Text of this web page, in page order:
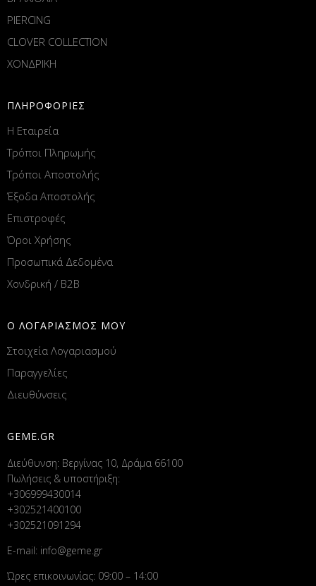
PIERCING
CLOVER COLLECTION
ΧΟΝΔΡΙΚΗ
ΠΛΗΡΟΦΟΡΙΕΣ
Η Εταιρεία
Τρόποι Πληρωμής
Τρόποι Αποστολής
Έξοδα Αποστολής
Επιστροφές
Όροι Χρήσης
Προσωπικά Δεδομένα
Χονδρική / B2B
Ο ΛΟΓΑΡΙΑΣΜΟΣ ΜΟΥ
Στοιχεία Λογαριασμού
Παραγγελίες
Διευθύνσεις
GEME.GR
Διεύθυνση: Βεργίνας 10, Δράμα 66100
Πωλήσεις & υποστήριξη:
+306999430014
+302521400100
+302521091294
E-mail: info@geme.gr
Ώρες επικοινωνίας: 09:00 – 14:00